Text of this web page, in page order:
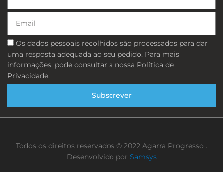
Consentimento
Os dados pessoais recolhidos são processados ​​para dar
uma resposta adequada ao seu pedido. Para mais
informações, pode consultar a nossa Política de
Privacidade.
Subscrever
Todos os direitos reservados © 2022 Agarra Progresso .
Desenvolvido por Samsys